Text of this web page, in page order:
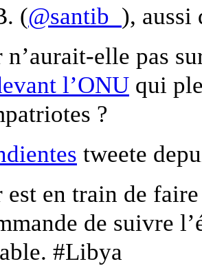
(@santib_ ), aussi
n’aurait-elle pas
l’ONU qui
?
tweete
est en train de
de suivre
#Libya